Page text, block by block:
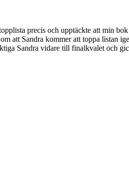
precis och upptäckte att min
att Sandra kommer att toppa listan
Sandra vidare till finalkvalet och